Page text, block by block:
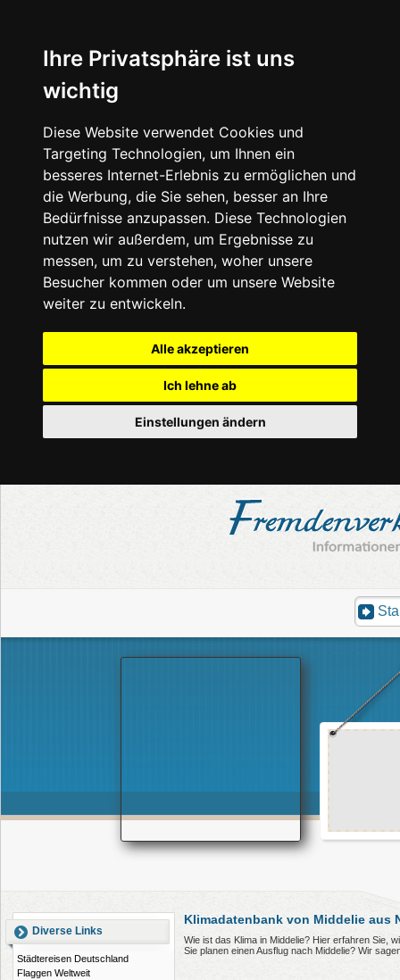
Ihre Privatsphäre ist uns
wichtig
Diese Website verwendet Cookies und
Targeting Technologien, um Ihnen ein
besseres Internet-Erlebnis zu ermöglichen und
die Werbung, die Sie sehen, besser an Ihre
Bedürfnisse anzupassen. Diese Technologien
nutzen wir außerdem, um Ergebnisse zu
messen, um zu verstehen, woher unsere
Besucher kommen oder um unsere Website
weiter zu entwickeln.
Alle akzeptieren
Ich lehne ab
Einstellungen ändern
Diverse Links
Städtereisen Deutschland
Flaggen Weltweit
Klimadatenbank von Middelie aus
Wie ist das Klima in Middelie? Hier erfahren Sie,
Sie planen einen Ausflug nach Middelie? Wir